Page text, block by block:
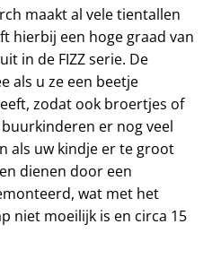
maakt al vele tientallen
hierbij een hoge graad van
in de FIZZ serie. De
als u ze een beetje
zodat ook broertjes of
er nog veel
als uw kindje er te groot
dienen door een
wat met het
niet moeilijk is en circa 15